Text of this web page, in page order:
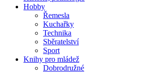
Hobby
Řemesla
Kuchařky
Technika
Sběratelství
Sport
Knihy pro mládež
Dobrodružné